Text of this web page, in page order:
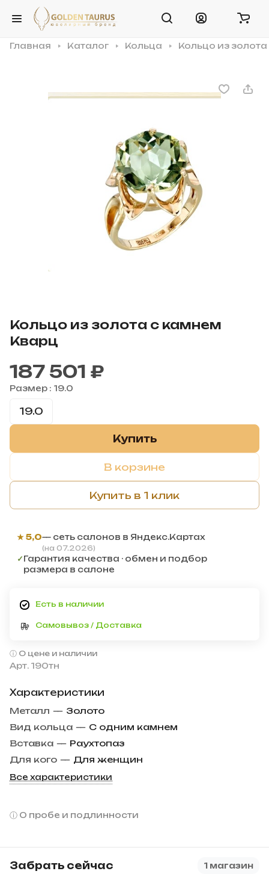
Главная Каталог Кольца Кольцо из
Кольцо из золота с камнем
Кварц
Арт. 190тн
Характеристики
Металл — Золото
Вид кольца — С одним камнем
Вставка — Раухтопаз
Для кого — Для женщин
Все характеристики
О пробе и подлинности
Забрать сейчас
1 магазин
187 501 ₽
Размер : 19.0
19.0
Купить
В корзине
Купить в 1 клик
★ 5,0— сеть салонов в Яндекс.Картах
(на 07.2026)
✓Гарантия качества · обмен и подбор
размера в салоне
Есть в наличии
Самовывоз / Доставка
О цене и наличии